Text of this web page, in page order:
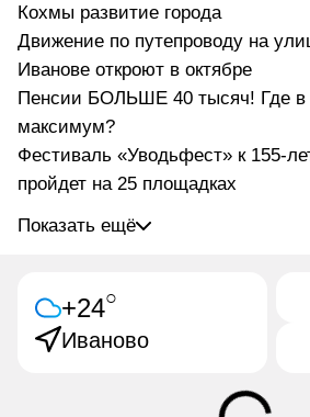
Кохмы развитие города
Движение по путепроводу на
Иванове откроют в октябре
Пенсии БОЛЬШЕ 40 тысяч! Где в
максимум?
Фестиваль «Уводьфест» к 155-
пройдет на 25 площадках
Показать ещё
+24○
Иваново